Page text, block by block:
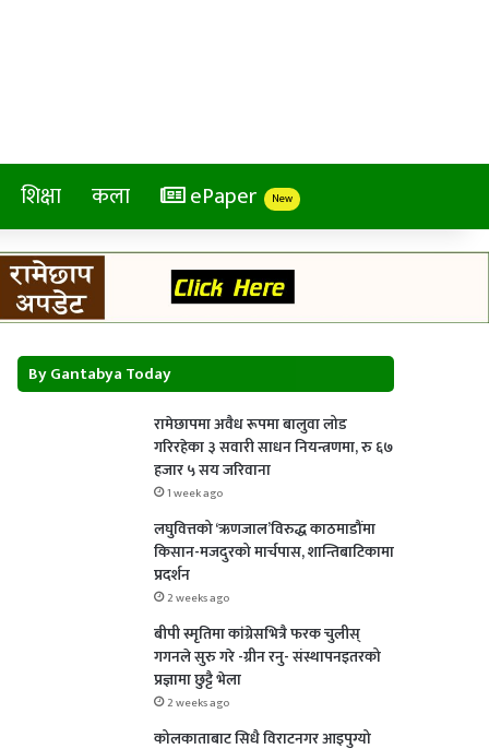
शिक्षा कला ePaper New
By Gantabya Today
रामेछापमा अवैध रूपमा बालुवा लोड
गरिरहेका ३ सवारी साधन नियन्त्रणमा, रु ६७
हजार ५ सय जरिवाना
1 week ago
लघुवित्तको ‘ऋणजाल’विरुद्ध काठमाडौंमा
किसान-मजदुरको मार्चपास, शान्तिबाटिकामा
प्रदर्शन
2 weeks ago
बीपी स्मृतिमा कांग्रेसभित्रै फरक चुलीस्
गगनले सुरु गरे -ग्रीन रनु- संस्थापनइतरको
प्रज्ञामा छुट्टै भेला
2 weeks ago
कोलकाताबाट सिधै विराटनगर आइपुग्यो